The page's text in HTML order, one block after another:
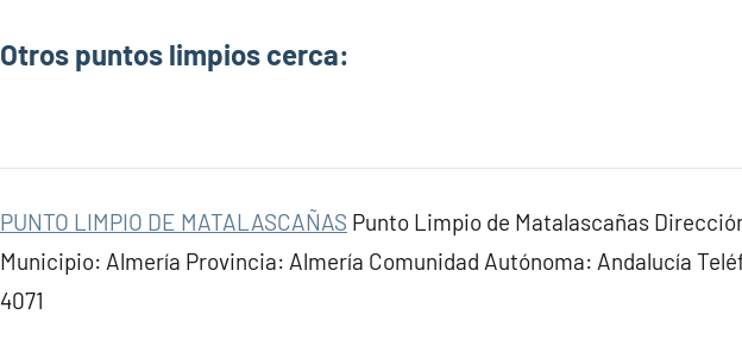
Otros puntos limpios cerca:
PUNTO LIMPIO DE MATALASCAÑAS Punto Limpio de Matalascañas
Municipio: Almería Provincia: Almería Comunidad Autónoma: Andalucía
4071